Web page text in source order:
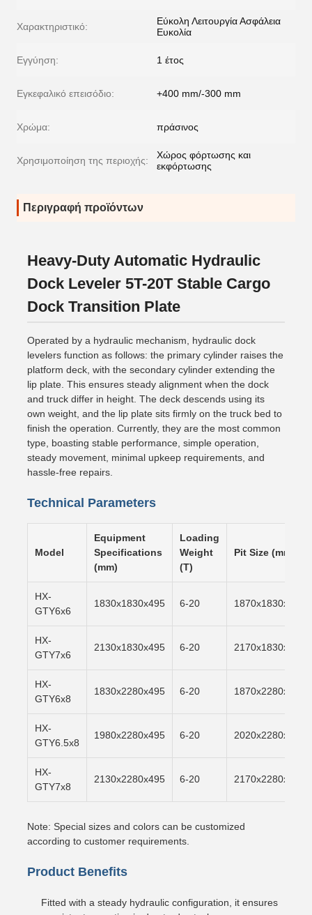
Χαρακτηριστικό:
Εύκολη Λειτουργία Ασφάλεια
Ευκολία
Εγγύηση: 1 έτος
Εγκεφαλικό επεισόδιο: +400 mm/-300 mm
Χρώμα: πράσινος
Χρησιμοποίηση της περιοχής:
Χώρος φόρτωσης και
εκφόρτωσης
Περιγραφή προϊόντων
Heavy-Duty Automatic Hydraulic
Dock Leveler 5T-20T Stable Cargo
Dock Transition Plate
Operated by a hydraulic mechanism, hydraulic dock
levelers function as follows: the primary cylinder raises the
platform deck, with the secondary cylinder extending the
lip plate. This ensures steady alignment when the dock
and truck differ in height. The deck descends using its
own weight, and the lip plate sits firmly on the truck bed to
finish the operation. Currently, they are the most common
type, boasting stable performance, simple operation,
steady movement, minimal upkeep requirements, and
hassle-free repairs.
Technical Parameters
Model
Equipment
Specifications
(mm)
Loading
Weight
(T)
Pit Size (mm)
HX-
GTY6x6
1830x1830x495 6-20 1870x1830x500
HX-
GTY7x6
2130x1830x495 6-20 2170x1830x500
HX-
GTY6x8
1830x2280x495 6-20 1870x2280x500
HX-
GTY6.5x8
1980x2280x495 6-20 2020x2280x500
HX-
GTY7x8
2130x2280x495 6-20 2170x2280x500
Note: Special sizes and colors can be customized
according to customer requirements.
Product Benefits
Fitted with a steady hydraulic configuration, it ensures